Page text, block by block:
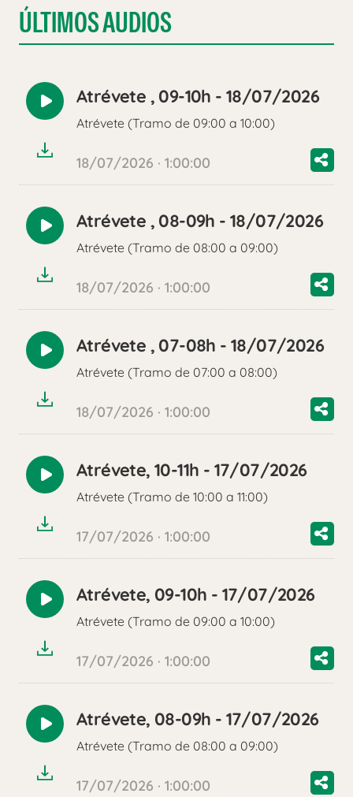
ÚLTIMOS AUDIOS
Reproducir
audio
Atrévete , 09-10h - 18/07/2026
Atrévete (Tramo de 09:00 a 10:00)
18/07/2026 · 1:00:00
Reproducir
audio
Atrévete , 08-09h - 18/07/2026
Atrévete (Tramo de 08:00 a 09:00)
18/07/2026 · 1:00:00
Reproducir
audio
Atrévete , 07-08h - 18/07/2026
Atrévete (Tramo de 07:00 a 08:00)
18/07/2026 · 1:00:00
Reproducir
audio
Atrévete, 10-11h - 17/07/2026
Atrévete (Tramo de 10:00 a 11:00)
17/07/2026 · 1:00:00
Reproducir
audio
Atrévete, 09-10h - 17/07/2026
Atrévete (Tramo de 09:00 a 10:00)
17/07/2026 · 1:00:00
Reproducir
audio
Atrévete, 08-09h - 17/07/2026
Atrévete (Tramo de 08:00 a 09:00)
17/07/2026 · 1:00:00